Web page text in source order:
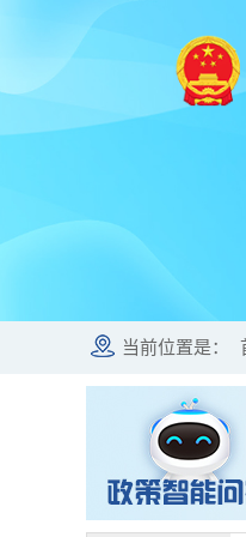
当前位置是：